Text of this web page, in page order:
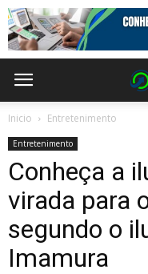
Inicio Entretenimento
Entretenimento
Conheça a
virada para
segundo o
Imamura